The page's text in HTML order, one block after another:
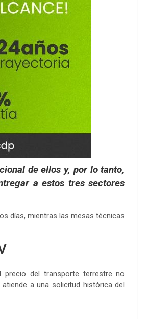
de ellos y, por lo tanto,
a estos tres sectores
días, mientras las mesas técnicas
precio del transporte terrestre no
a una solicitud histórica del